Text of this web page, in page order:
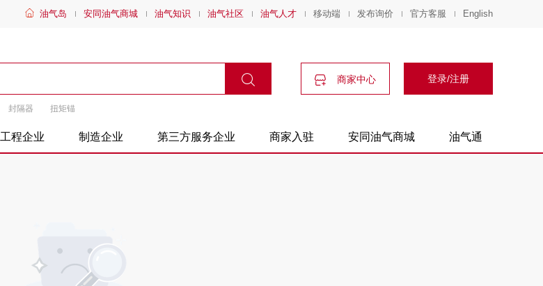
油气岛 安同油气商城 油气知识 油气社区 油气人才 移动端 发布询价 官方客服 English
封隔器 扭矩锚
商家中心 登录/注册
工程企业 制造企业 第三方服务企业 商家入驻 安同油气商城 油气通